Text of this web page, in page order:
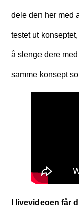
dele den her med
testet ut
å slenge dere
samme konsept
I livevideoen får